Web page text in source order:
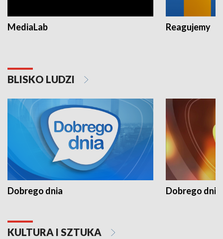
MediaLab Reagujemy
BLISKO LUDZI
Dobrego dnia Dobrego dnia
KULTURA I SZTUKA